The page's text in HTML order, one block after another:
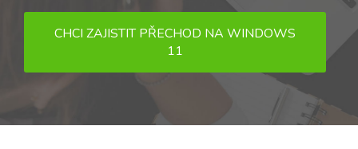
CHCI ZAJISTIT PŘECHOD NA WINDOWS
11